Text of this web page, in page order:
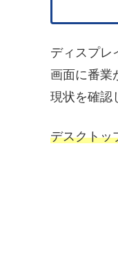
ディスプレ
画面に番業
現状を確認
デスクトッ